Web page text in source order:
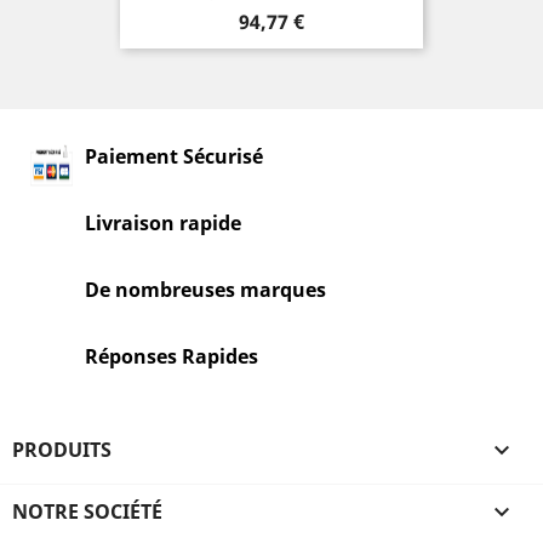
Prix
94,77 €
Paiement Sécurisé
Livraison rapide
De nombreuses marques
Réponses Rapides
PRODUITS 
NOTRE SOCIÉTÉ 